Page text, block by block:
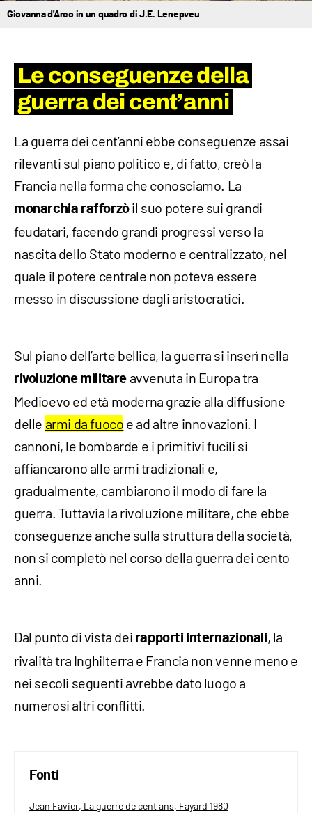
Giovanna d'Arco in un quadro di J.E. Lenepveu
Le conseguenze della
guerra dei cent’anni
La guerra dei cent’anni ebbe conseguenze assai
rilevanti sul piano politico e, di fatto, creò la
Francia nella forma che conosciamo. La
monarchia rafforzòil suo potere sui grandi
feudatari, facendo grandi progressi verso la
nascita dello Stato moderno e centralizzato, nel
quale il potere centrale non poteva essere
messo in discussione dagli aristocratici.
Sul piano dell’arte bellica, la guerra si inserì nella
rivoluzione militare avvenuta in Europa tra
Medioevo ed età moderna grazie alla diffusione
delle armi da fuoco e ad altre innovazioni. I
cannoni, le bombarde e i primitivi fucili si
affiancarono alle armi tradizionali e,
gradualmente, cambiarono il modo di fare la
guerra. Tuttavia la rivoluzione militare, che ebbe
conseguenze anche sulla struttura della società,
non si completò nel corso della guerra dei cento
anni.
Dal punto di vista dei rapporti internazionali, la
rivalità tra Inghilterra e Francia non venne meno e
nei secoli seguenti avrebbe dato luogo a
numerosi altri conflitti.
Fonti
Jean Favier, La guerre de cent ans, Fayard 1980